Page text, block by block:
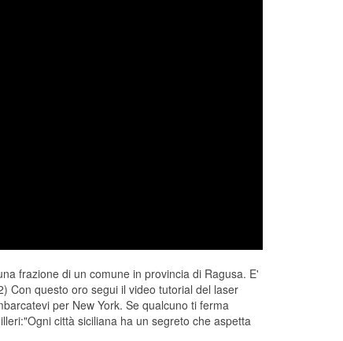
frazione di un comune in provincia di Ragusa. E'
Con questo oro segui il video tutorial del laser
per New York. Se qualcuno ti ferma
città siciliana ha un segreto che aspetta